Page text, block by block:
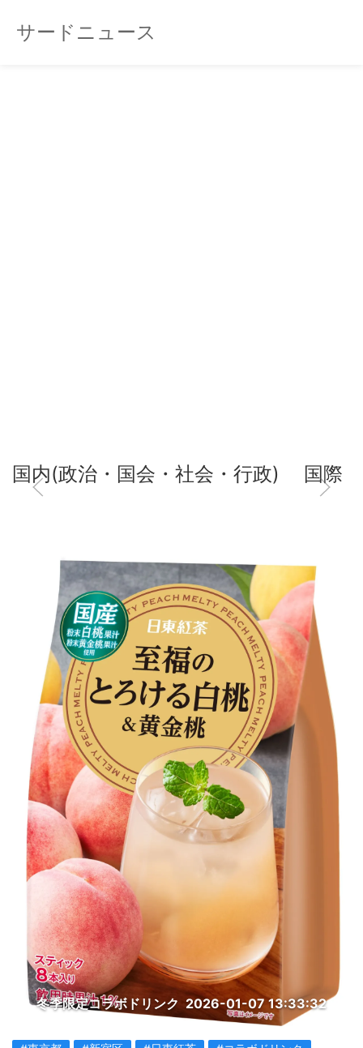
サードニュース
国内(政治・国会・社会・行政) 国際
冬季限定コラボドリンク 2026-01-07 13:33:32